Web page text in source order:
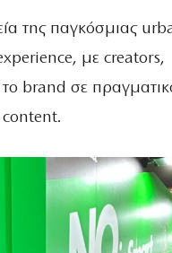
της παγκόσμιας
με creators,
brand σε